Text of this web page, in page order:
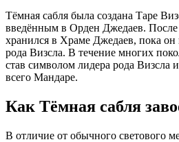
Тёмная сабля была создана Таре
введённым в Орден Джедаев. После
хранился в Храме Джедаев, пока
рода Визсла. В течение многих
став символом лидера рода Визсла
всего Мандаре.
Как Тёмная сабля
В отличие от обычного светового